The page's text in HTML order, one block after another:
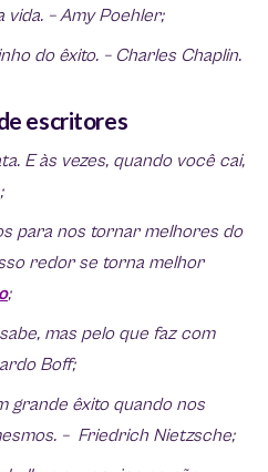
– Amy Poehler;
do êxito. – Charles Chaplin.
escritores
E às vezes, quando você cai,
para nos tornar melhores do
redor se torna melhor
;
mas pelo que faz com
Boff;
grande êxito quando nos
– Friedrich Nietzsche;